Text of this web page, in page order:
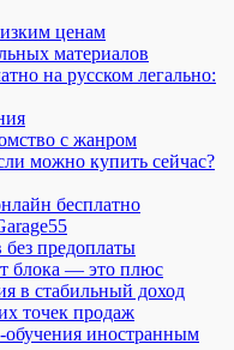
ценам
материалов
на русском легально:
с жанром
можно купить сейчас?
бесплатно
предоплаты
блока — это плюс
в стабильный доход
точек продаж
иностранным